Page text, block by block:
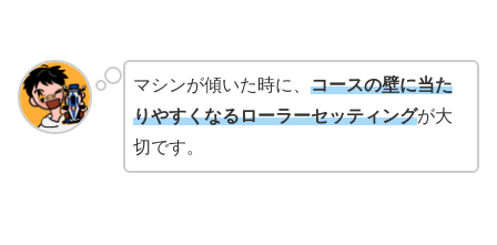
マシンが傾いた時に、 コースの壁に当た
りやすくなるローラーセッティングが大
切です。